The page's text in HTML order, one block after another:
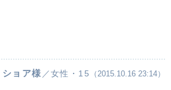
ショア様 ／女性・15 （2015.10.16 23:14）